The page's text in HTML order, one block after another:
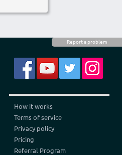
Report a problem
How it works
Terms of service
Privacy policy
Pricing
Referral Program